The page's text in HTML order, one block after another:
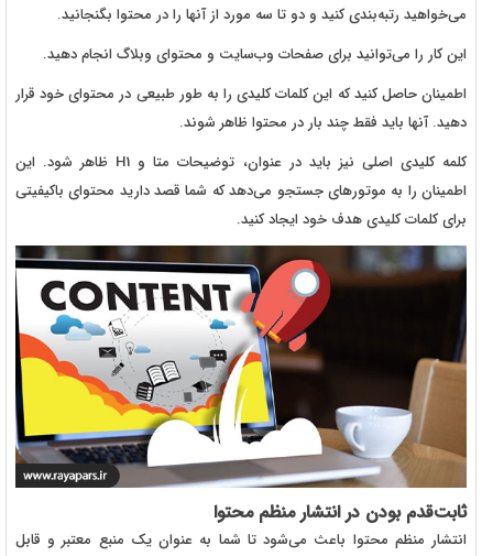
می‌خواهید رتبه‌بندی کنید و دو تا سه مورد از آنها را در محتوا بگنجانید.
این کار را می‌توانید برای صفحات وب‌سایت و محتوای وبلاگ انجام دهید.
اطمینان حاصل کنید که این کلمات کلیدی را به طور طبیعی در محتوای خود قرار
دهید. آنها باید فقط چند بار در محتوا ظاهر شوند.
کلمه کلیدی اصلی نیز باید در عنوان، توضیحات متا و H1 ظاهر شود. این
اطمینان را به موتورهای جستجو می‌دهد که شما قصد دارید محتوای باکیفیتی
برای کلمات کلیدی هدف خود ایجاد کنید.
ثابت‌قدم بودن در انتشار منظم محتوا
انتشار منظم محتوا باعث می‌شود تا شما به عنوان یک منبع معتبر و قابل